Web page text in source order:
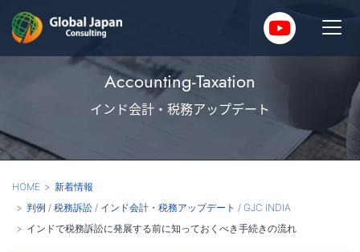
Accounting-Taxation
インド会計・税務アップデート
HOME
新着情報
判例 / 税務訴訟 / インド会計・税務アップデート / GJC INDIA
インドで税務訴訟に発展する前に知っておくべき手続きの流れ